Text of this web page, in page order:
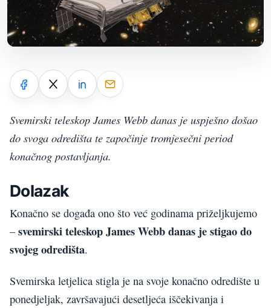
Svemirski teleskop James Webb danas je uspješno došao
do svoga odredišta te započinje tromjesečni period
konačnog postavljanja.
Dolazak
Konačno se događa ono što već godinama priželjkujemo
–svemirski teleskop James Webb danas je stigao do
svojeg odredišta.
Svemirska letjelica stigla je na svoje konačno odredište u
ponedjeljak, završavajući desetljeća iščekivanja i